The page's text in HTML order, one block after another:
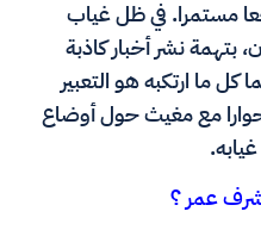
مستمرا. في ظل غياب
نشر أخبار كاذبة
كل ما ارتكبه هو التعبير
مع مغيث حول أوضاع
عمر ؟